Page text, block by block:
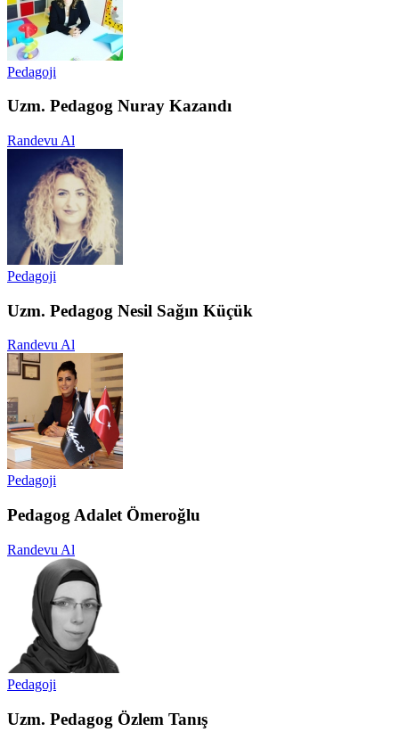
Pedagoji
Uzm. Pedagog Nuray Kazandı
Randevu Al
Pedagoji
Uzm. Pedagog Nesil Sağın Küçük
Randevu Al
Pedagoji
Pedagog Adalet Ömeroğlu
Randevu Al
Pedagoji
Uzm. Pedagog Özlem Tanış